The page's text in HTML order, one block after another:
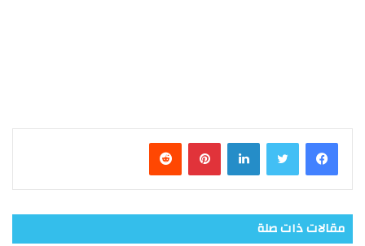
فيسبوك تويتر لينكدإن بينتيريست
مقالات ذات صلة